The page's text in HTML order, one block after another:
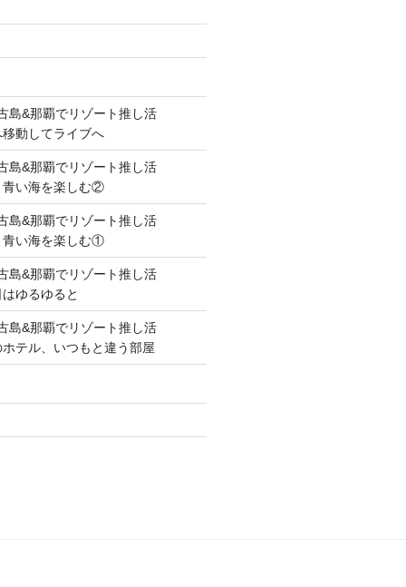
島&那覇でリゾート推し活
移動してライブへ
島&那覇でリゾート推し活
青い海を楽しむ②
島&那覇でリゾート推し活
青い海を楽しむ①
島&那覇でリゾート推し活
はゆるゆると
島&那覇でリゾート推し活
ホテル、いつもと違う部屋